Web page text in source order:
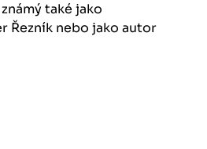
také jako
Řezník nebo jako autor